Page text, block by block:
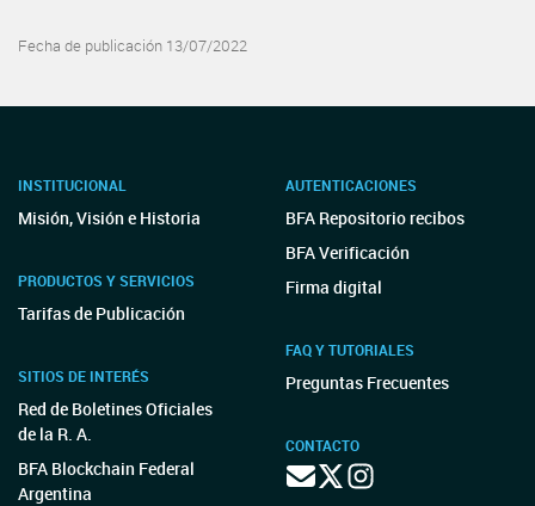
Fecha de publicación 13/07/2022
INSTITUCIONAL
Misión, Visión e Historia
PRODUCTOS Y SERVICIOS
Tarifas de Publicación
SITIOS DE INTERÉS
Red de Boletines Oficiales
de la R. A.
BFA Blockchain Federal
Argentina
AUTENTICACIONES
BFA Repositorio recibos
BFA Verificación
Firma digital
FAQ Y TUTORIALES
Preguntas Frecuentes
CONTACTO